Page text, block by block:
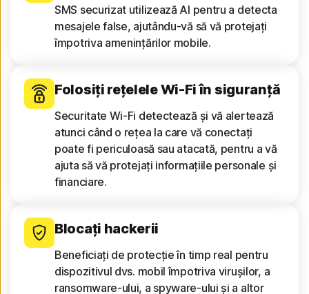
SMS securizat utilizează AI pentru a detecta
mesajele false, ajutându-vă să vă protejați
împotriva amenințărilor mobile.
Folosiți rețelele Wi-Fi în siguranță
Securitate Wi-Fi detectează și vă alertează
atunci când o rețea la care vă conectați
poate fi periculoasă sau atacată, pentru a vă
ajuta să vă protejați informațiile personale și
financiare.
Blocați hackerii
Beneficiați de protecție în timp real pentru
dispozitivul dvs. mobil împotriva virușilor, a
ransomware-ului, a spyware-ului și a altor